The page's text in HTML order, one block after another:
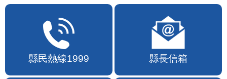
縣民熱線1999 縣長信箱